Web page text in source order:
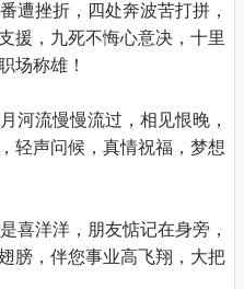
遭挫折，四处奔波苦打拼，
援，九死不悔心意决，十里
场称雄！
河流慢慢流过，相见恨晚，
轻声问候，真情祝福，梦想
喜洋洋，朋友惦记在身旁，
膀，伴您事业高飞翔，大把